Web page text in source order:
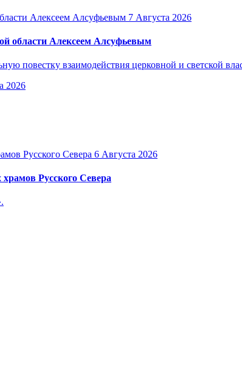
7 Августа 2026
области Алексеем Алсуфьевым
повестку взаимодействия церковной и светской
2026
6 Августа 2026
Русского Севера